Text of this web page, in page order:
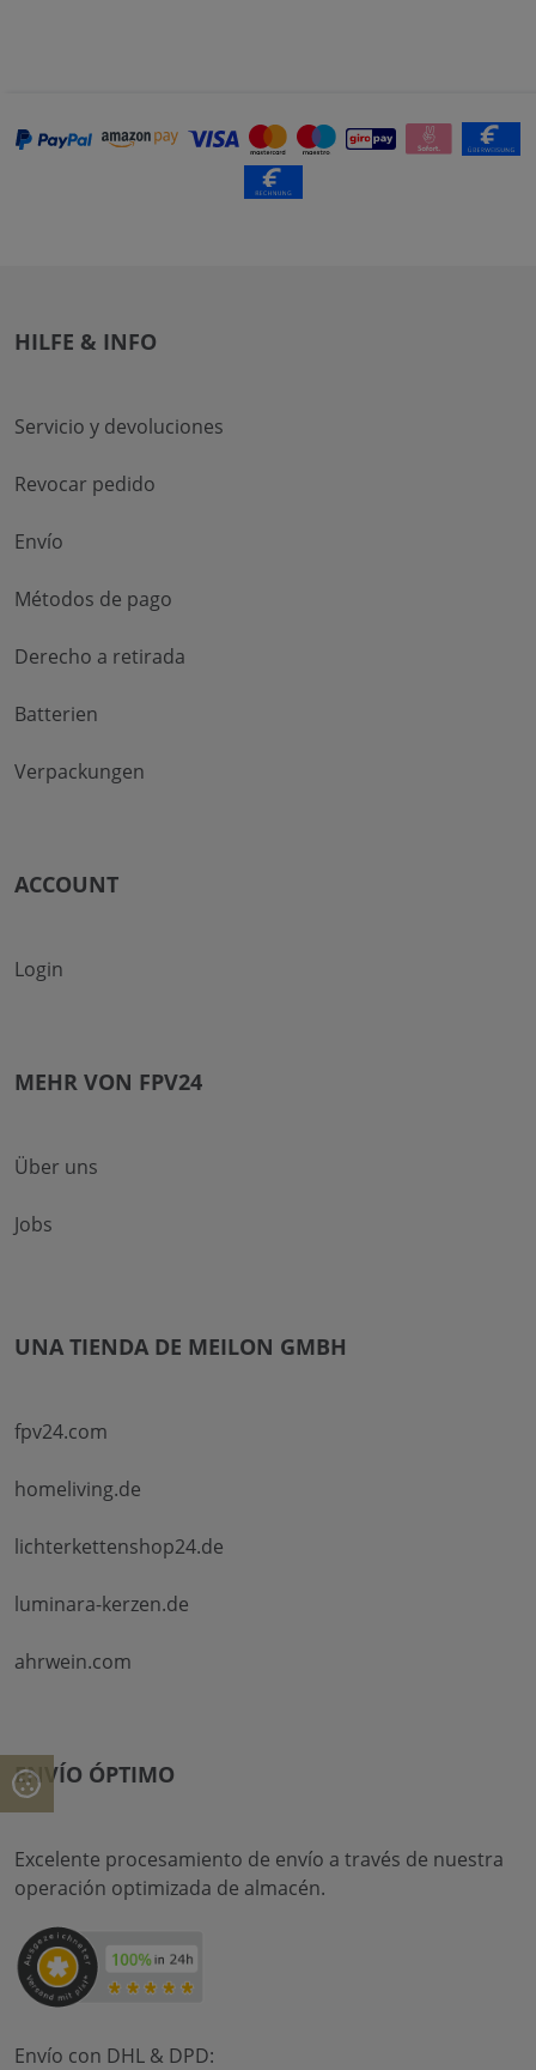
HILFE & INFO
Servicio y devoluciones
Revocar pedido
Envío
Métodos de pago
Derecho a retirada
Batterien
Verpackungen
ACCOUNT
Login
MEHR VON FPV24
Über uns
Jobs
UNA TIENDA DE MEILON GMBH
fpv24.com
homeliving.de
lichterkettenshop24.de
luminara-kerzen.de
ahrwein.com
ENVÍO ÓPTIMO
Excelente procesamiento de envío a través de nuestra
operación optimizada de almacén.
Envío con DHL & DPD: